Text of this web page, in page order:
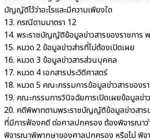
บัญญัติไว้ว่าอะไรและมีความเพียงใด
13. กรณีตามมาตรา 12
14. พระราชบัญญัติข้อมูลข่าวสารของราชการ
15. หมวด 2 ข้อมูลข่าวส่ารที่ไม่ต้องเปิดเผย
16. หมวด 3 ข้อมูลข่าวสารส่วนบุคคล
17. หมวด 4 เอกสารประวิติศาสตร์
18. หมวด 5 คณะกรรมการข้อมูลข่าวสารของร
19. คณะกรรมการวินิจฉัยการเปิดเผยข้อมูลข่า
20. คดีพิพาทตามพระราชบัญญัติข้อมูลข่าวสาร
ที่มีการฟ้องคดี ต่อศาลปกครอง ต้องพิจารณาว่
พิจารณาพิพากษาของศาลปกครอง หรือไม่ พิจ